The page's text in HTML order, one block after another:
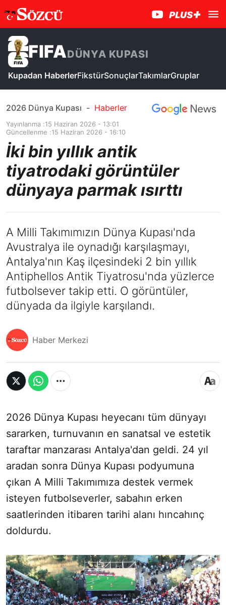
FIFADÜNYA KUPASI
Kupadan HaberlerFikstürSonuçlarTakımlarGruplar
2026 Dünya Kupası - Haberler
Yayınlanma :15 Haziran 2026 - 13:01
Güncellenme :15 Haziran 2026 - 16:10
İki bin yıllık antik
tiyatrodaki görüntüler
dünyaya parmak ısırttı
A Milli Takımımızın Dünya Kupası'nda
Avustralya ile oynadığı karşılaşmayı,
Antalya'nın Kaş ilçesindeki 2 bin yıllık
Antiphellos Antik Tiyatrosu'nda yüzlerce
futbolsever takip etti. O görüntüler,
dünyada da ilgiyle karşılandı.
Haber Merkezi
2026 Dünya Kupası heyecanı tüm dünyayı
sararken, turnuvanın en sanatsal ve estetik
taraftar manzarası Antalya'dan geldi. 24 yıl
aradan sonra Dünya Kupası podyumuna
çıkan A Milli Takımımıza destek vermek
isteyen futbolseverler, sabahın erken
saatlerinden itibaren tarihi alanı hıncahınç
doldurdu.